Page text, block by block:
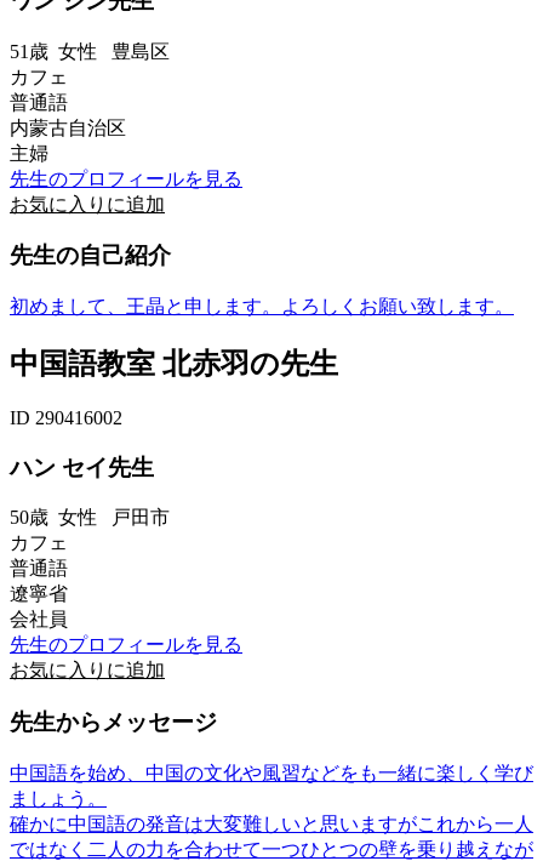
51歳 女性 豊島区
カフェ
普通語
内蒙古自治区
主婦
先生のプロフィールを見る
お気に入りに追加
先生の自己紹介
初めまして、王晶と申します。よろしくお願い致します。
中国語教室 北赤羽の先生
ID 290416002
ハン セイ先生
50歳 女性 戸田市
カフェ
普通語
遼寧省
会社員
先生のプロフィールを見る
お気に入りに追加
先生からメッセージ
中国語を始め、中国の文化や風習などをも一緒に楽しく学び
ましょう。
確かに中国語の発音は大変難しいと思いますがこれから一人
ではなく二人の力を合わせて一つひとつの壁を乗り越えなが